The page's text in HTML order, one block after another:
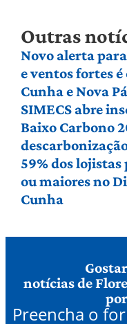
Outras
Novo alerta
e ventos fortes
Cunha e Nova
SIMECS abre
Baixo Carbono
59% dos
ou maiores no
Cunha
notícias de
Preencha o